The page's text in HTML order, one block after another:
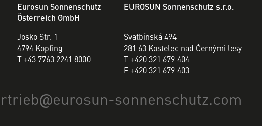
Eurosun Sonnenschutz
Österreich GmbH
Josko Str. 1
4794 Kopfing
T +43 7763 2241 8000
EUROSUN Sonnenschutz s.r.o.
Svatbínská 494
281 63 Kostelec nad Černými lesy
T +420 321 679 404
F +420 321 679 403
@eurosun-sonnenschutz.com